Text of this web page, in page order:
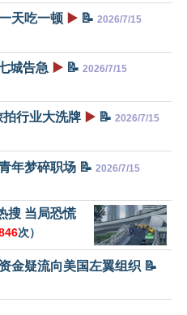
天吃一顿 ▶️ 📝 2026/7/15
城告急 ▶️ 📝 2026/7/15
行业大洗牌 ▶️ 📝 2026/7/15
年梦碎职场 📝 2026/7/15
搜 当局恐慌
次）
金疑流向美国左翼组织 📝